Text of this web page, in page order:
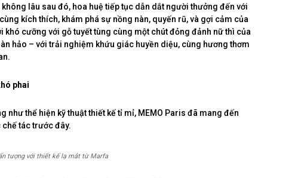
lâu sau đó, hoa huệ tiếp tục dẫn dắt người thưởng đến với
kích thích, khám phá sự nồng nàn, quyến rũ, và gợi cảm của
khó cưỡng với gỗ tuyết tùng cùng một chút đỏng đảnh nữ thì của
hảo – với trải nghiệm khứu giác huyền diệu, cùng hương thơm
phai
như thể hiện kỹ thuật thiết kế tỉ mỉ, MEMO Paris đã mang đến
tác trước đây.
tượng với thiết kế lạ mắt từ Marfa